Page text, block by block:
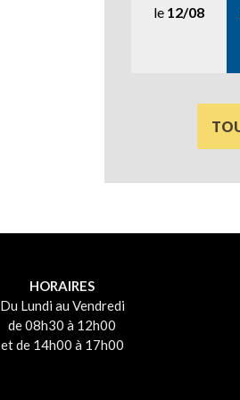
le 12/08
HORAIRES
Du Lundi au Vendredi
de 08h30 à 12h00
et de 14h00 à 17h00